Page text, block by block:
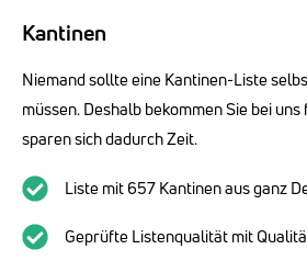
Kantinen
Niemand sollte eine Kantinen-Liste
müssen. Deshalb bekommen Sie bei
sparen sich dadurch Zeit.
Liste mit 657 Kantinen aus ganz
Geprüfte Listenqualität mit